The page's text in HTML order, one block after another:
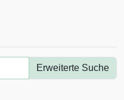
Erweiterte Suche